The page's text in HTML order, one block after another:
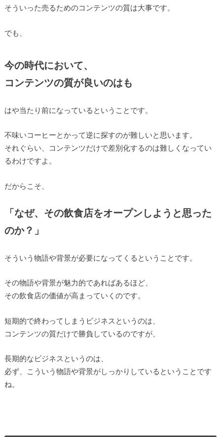
そういった売るためのコンテンツの質は大事です。
でも、
今の時代において、
コンテンツの質が良いのはも
はや当たり前になっているということです。
不味いコーヒーとかって逆に探すのが難しいと思います。
それぐらい、コンテンツだけで差別化するのは難しくなってい
るわけですよ。
だからこそ、
「なぜ、その飲食店をオープンしようと思った
のか？」
そういう物語や背景が必要になってくるということです。
その物語や背景が魅力的であればあるほど、
その飲食店の価値が高まっていくのです。
短期的で終わってしまうビジネスというのは、
コンテンツの質だけで勝負しているのですが、
長期的なビジネスというのは、
必ず、こういう物語や背景がしっかりしているということです
ね。